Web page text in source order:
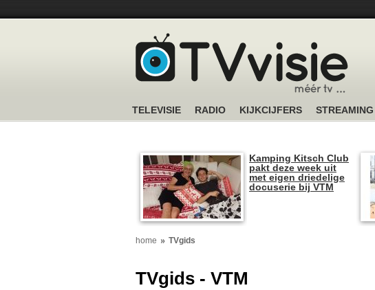
TELEVISIE RADIO KIJKCIJFERS STREAMING
Kamping Kitsch Club
pakt deze week uit
met eigen driedelige
docuserie bij VTM
home TVgids
TVgids - VTM